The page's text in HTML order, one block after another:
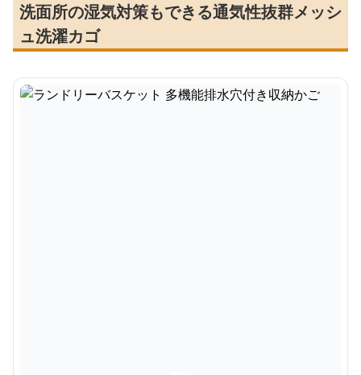
洗面所の湿気対策もできる通気性抜群メッシ
ュ洗濯カゴ